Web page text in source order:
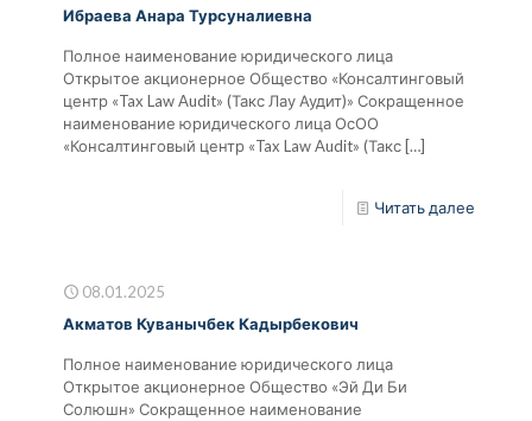
Ибраева Анара Турсуналиевна
Полное наименование юридического лица
Открытое акционерное Общество «Консалтинговый
центр «Tax Law Audit» (Такс Лау Аудит)» Сокращенное
наименование юридического лица ОсОО
«Консалтинговый центр «Tax Law Audit» (Такс […]
Читать далее
08.01.2025
Акматов Куванычбек Кадырбекович
Полное наименование юридического лица
Открытое акционерное Общество «Эй Ди Би
Солюшн» Сокращенное наименование